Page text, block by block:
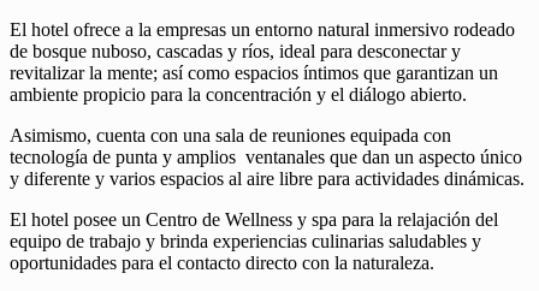
El hotel ofrece a la empresas un entorno natural inmersivo rodeado
de bosque nuboso, cascadas y ríos, ideal para desconectar y
revitalizar la mente; así como espacios íntimos que garantizan un
ambiente propicio para la concentración y el diálogo abierto.
Asimismo, cuenta con una sala de reuniones equipada con
tecnología de punta y amplios ventanales que dan un aspecto único
y diferente y varios espacios al aire libre para actividades dinámicas.
El hotel posee un Centro de Wellness y spa para la relajación del
equipo de trabajo y brinda experiencias culinarias saludables y
oportunidades para el contacto directo con la naturaleza.